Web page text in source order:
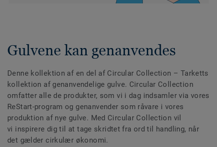
Gulvene kan genanvendes
Denne kollektion af en del af Circular Collection – Tarketts
kollektion af genanvendelige gulve. Circular Collection
omfatter alle de produkter, som vi i dag indsamler via vores
ReStart-program og genanvender som råvare i vores
produktion af nye gulve. Med Circular Collection vil
vi inspirere dig til at tage skridtet fra ord til handling, når
det gælder cirkulær økonomi.